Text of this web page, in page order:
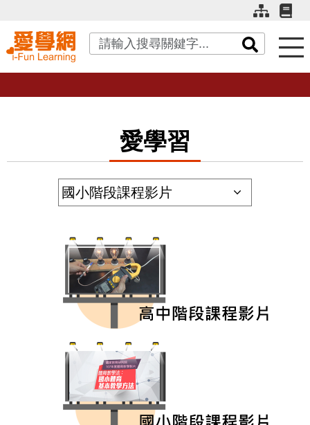
關鍵字搜尋
愛學習